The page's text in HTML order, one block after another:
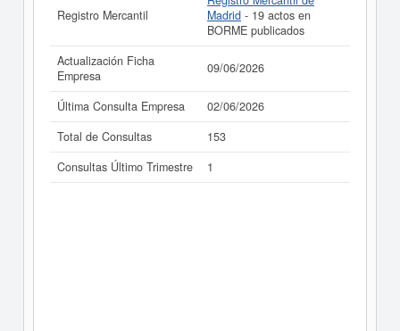
Registro Mercantil
Madrid - 19 actos en
BORME publicados
Actualización Ficha
Empresa
09/06/2026
Última Consulta Empresa
02/06/2026
Total de Consultas
153
Consultas Último Trimestre
1